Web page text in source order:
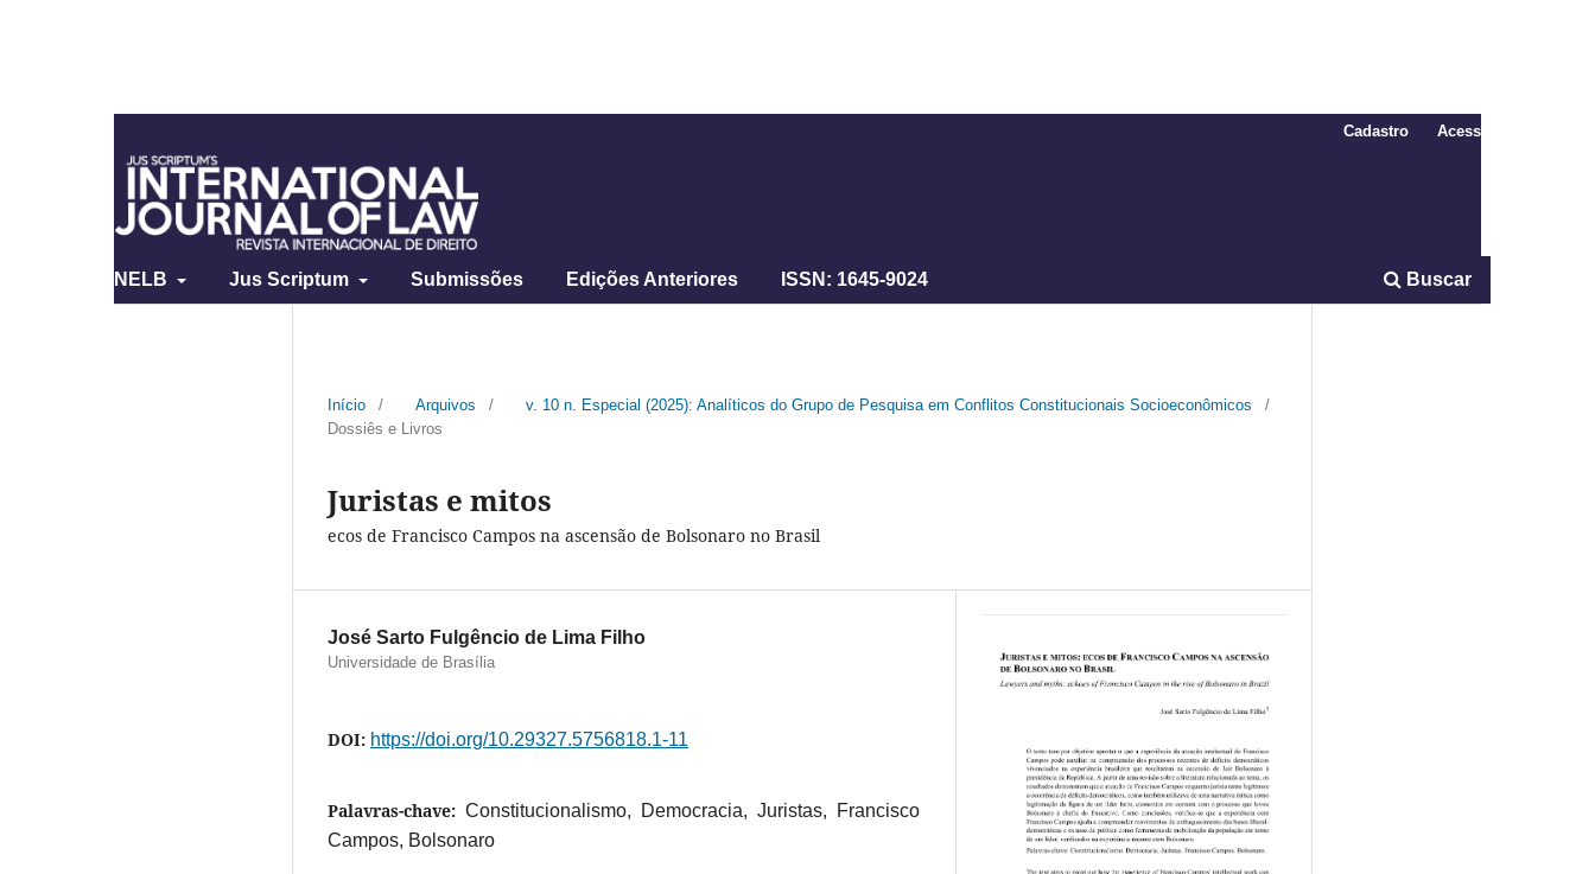
NELB Jus Scriptum Submissões Edições Anteriores ISSN: 1645-9024 Buscar
Cadastro Acesso
Início / Arquivos / v. 10 n. Especial (2025): Analíticos do Grupo de Pesquisa em Conflitos Constitucionais Socioeconômicos
/
Dossiês e Livros
Juristas e mitos
ecos de Francisco Campos na ascensão de Bolsonaro no Brasil
José Sarto Fulgêncio de Lima Filho
Universidade de Brasília
DOI: https://doi.org/10.29327.5756818.1-11
Palavras-chave: Constitucionalismo, Democracia, Juristas, Francisco
Campos, Bolsonaro